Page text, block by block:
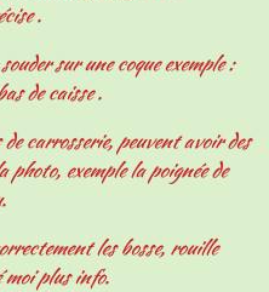
.
sur une coque exemple :
de caisse .
carrosserie, peuvent avoir des
photo, exemple la poignée de
les bosse, rouille
moi plus info.